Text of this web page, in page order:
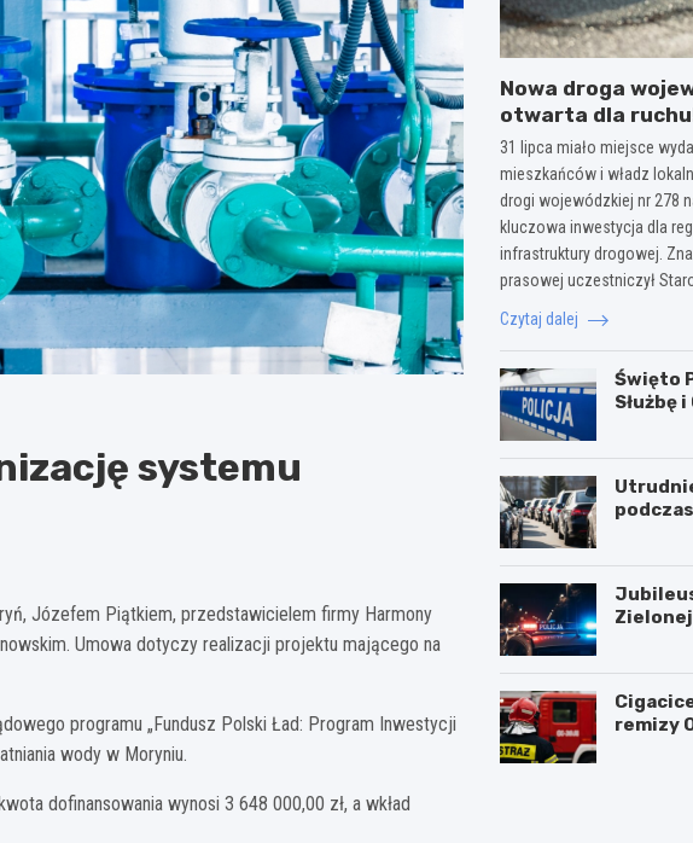
systemu
Józefem Piątkiem, przedstawicielem firmy Harmony
Umowa dotyczy realizacji projektu mającego na
programu „Fundusz Polski Ład: Program Inwestycji
wody w Moryniu.
dofinansowania wynosi 3 648 000,00 zł, a wkład
Nowa droga
otwarta dla
31 lipca miało miejsce
mieszkańców i władz
drogi wojewódzkiej nr 278
kluczowa inwestycja dla
infrastruktury drogowej.
prasowej uczestniczył
Czytaj dalej
Święto
Służbę
remizy